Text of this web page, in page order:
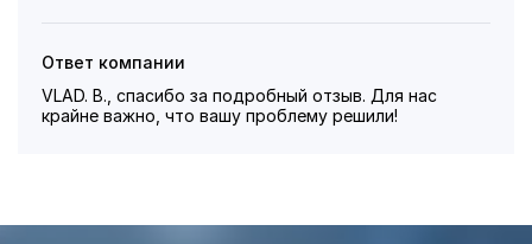
Ответ компании
VLAD. B., спасибо за подробный отзыв. Для нас
крайне важно, что вашу проблему решили!